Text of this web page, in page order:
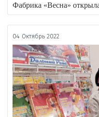
Фабрика «Весна»
04 Октябрь 2022